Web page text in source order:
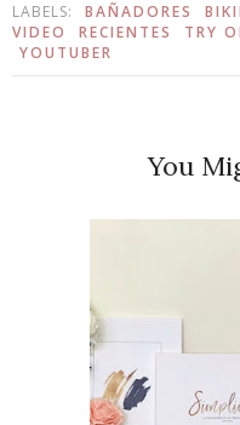
LABELS: BAÑADORES
VIDEO
RECIENTES TRY
YOUTUBER
You